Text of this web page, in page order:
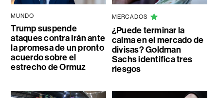
MUNDO
Trump suspende
ataques contra Irán ante
la promesa de un pronto
acuerdo sobre el
estrecho de Ormuz
MERCADOS
¿Puede terminar la
calma en el mercado de
divisas? Goldman
Sachs identifica tres
riesgos